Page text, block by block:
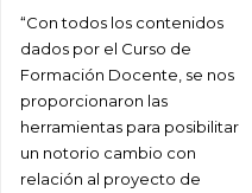
“Con todos los contenidos
dados por el Curso de
Formación Docente, se nos
proporcionaron las
herramientas para posibilitar
un notorio cambio con
relación al proyecto de